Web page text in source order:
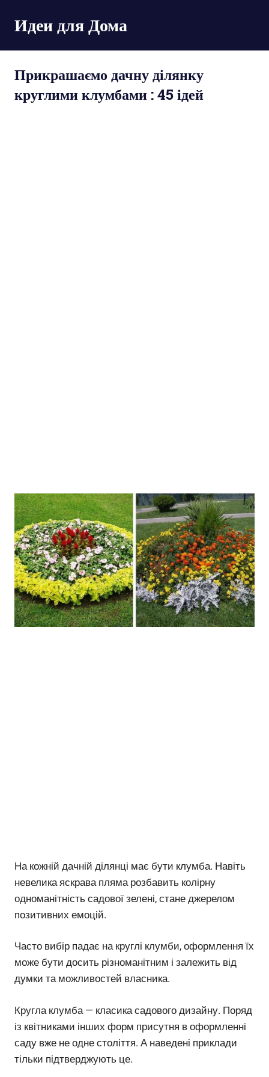
перейти
к
содержимому
Идеи для Дома
Прикрашаємо дачну ділянку
круглими клумбами : 45 ідей
На кожній дачній ділянці має бути клумба. Навіть
невелика яскрава пляма розбавить колірну
одноманітність садової зелені, стане джерелом
позитивних емоцій.
Часто вибір падає на круглі клумби, оформлення їх
може бути досить різноманітним і залежить від
думки та можливостей власника.
Кругла клумба — класика садового дизайну. Поряд
із квітниками інших форм присутня в оформленні
саду вже не одне століття. А наведені приклади
тільки підтверджують це.